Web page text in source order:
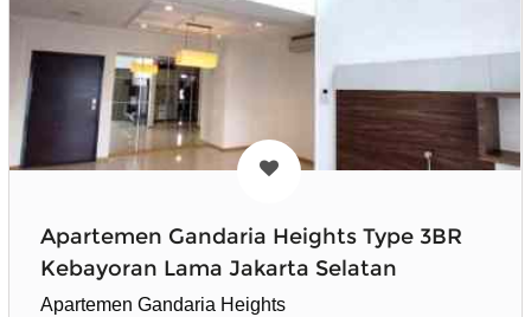
Apartemen Gandaria Heights Type 3BR
Kebayoran Lama Jakarta Selatan
Apartemen Gandaria Heights